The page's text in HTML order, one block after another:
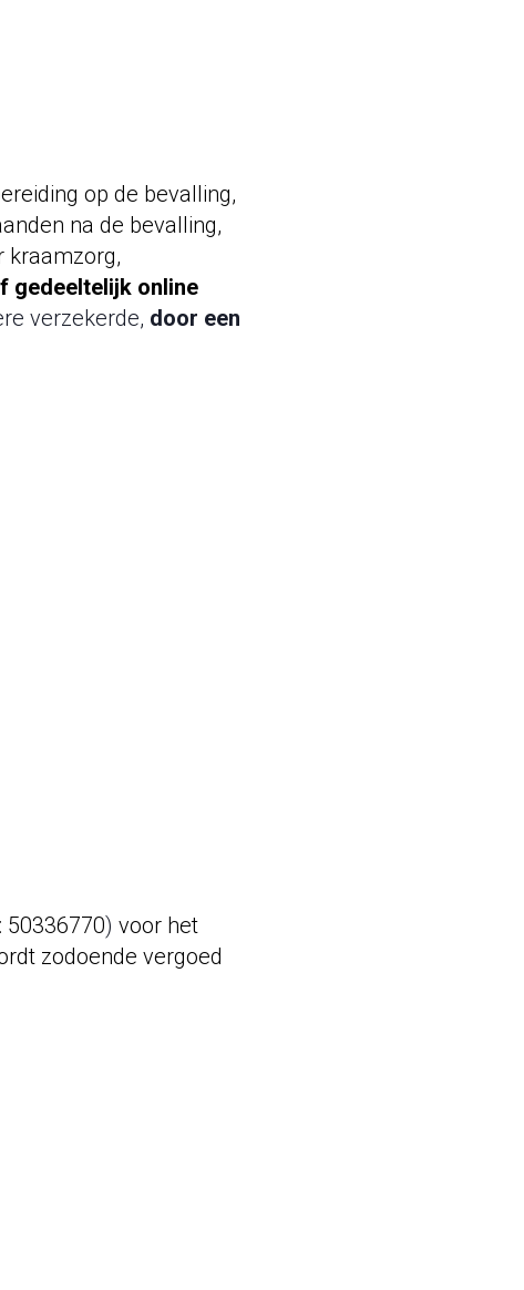
op de bevalling,
na de bevalling,
kraamzorg,
gedeeltelijk online
verzekerde, door een
50336770) voor het
zodoende vergoed